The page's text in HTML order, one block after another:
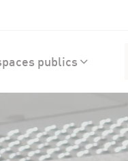
publics